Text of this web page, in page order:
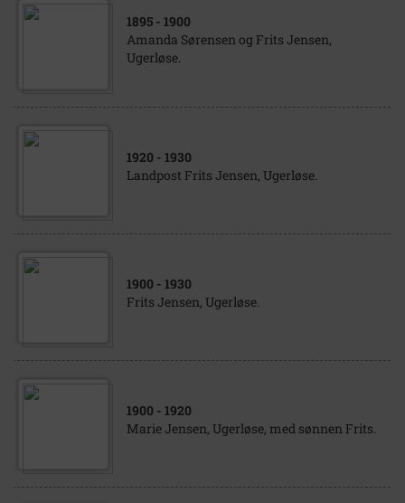
1895 - 1900
Amanda Sørensen og Frits Jensen,
Ugerløse.
1920 - 1930
Landpost Frits Jensen, Ugerløse.
1900 - 1930
Frits Jensen, Ugerløse.
1900 - 1920
Marie Jensen, Ugerløse, med sønnen Frits.